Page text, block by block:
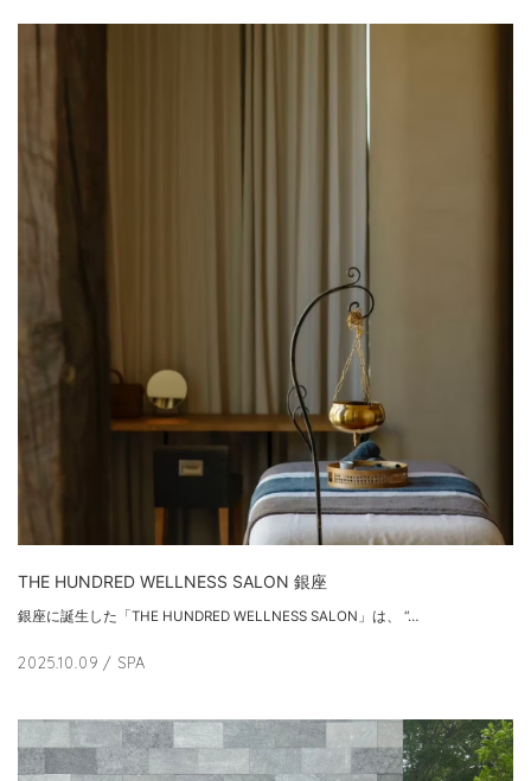
THE HUNDRED WELLNESS SALON 銀座
銀座に誕生した「THE HUNDRED WELLNESS SALON」は、 “…
2025.10.09 / SPA